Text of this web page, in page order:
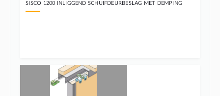
SISCO 1200 INLIGGEND SCHUIFDEURBESLAG MET DEMPING